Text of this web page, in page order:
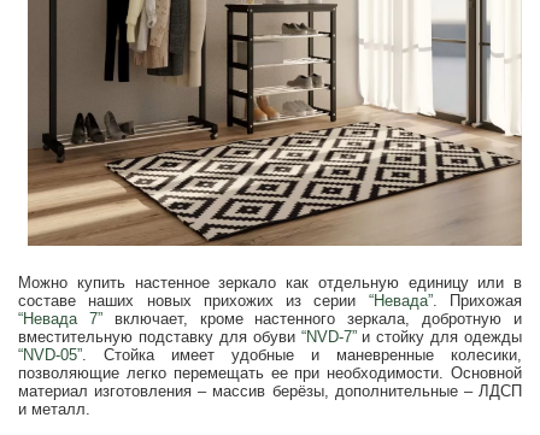
Можно купить настенное зеркало как отдельную единицу или в
составе наших новых прихожих из серии “Невада”. Прихожая
“Невада 7”включает, кроме настенного зеркала, добротную и
вместительную подставку для обуви “NVD-7”и стойку для одежды
“NVD-05”. Стойка имеет удобные и маневренные колесики,
позволяющие легко перемещать ее при необходимости. Основной
материал изготовления – массив берёзы, дополнительные – ЛДСП
и металл.